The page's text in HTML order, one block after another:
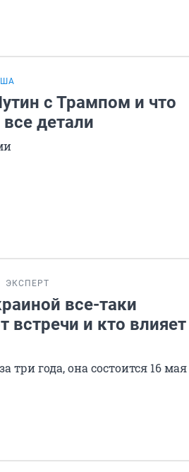
с Трампом и что
детали
ЭКСПЕРТ
все-таки
встречи и кто влияет
три года, она состоится 16 мая